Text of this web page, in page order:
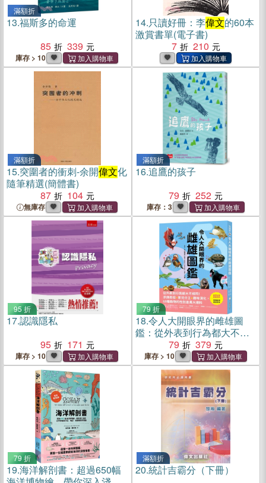
滿額折
13.福斯多的命運
85
339
庫存 > 10
14.只讀好冊：李偉文的60本
激賞書單(電子書)
7
210
滿額折
15.突圍者的衝刺-余開偉文化
隨筆精選(簡體書)
87
104
無庫存
滿額折
16.追鷹的孩子
79
252
庫存：3
95 折
17.認識隱私
95
171
庫存 > 10
79 折
18.令人大開眼界的雌雄圖
鑑：從外表到行為都大不相
同！求偶奇招X育兒分工X趣
味演化，69種動物的性別差
異大爆料
79 379
庫存 > 10
79 折
19.海洋解剖書：超過650幅
滿額折
20.統計吉霸分（下冊）